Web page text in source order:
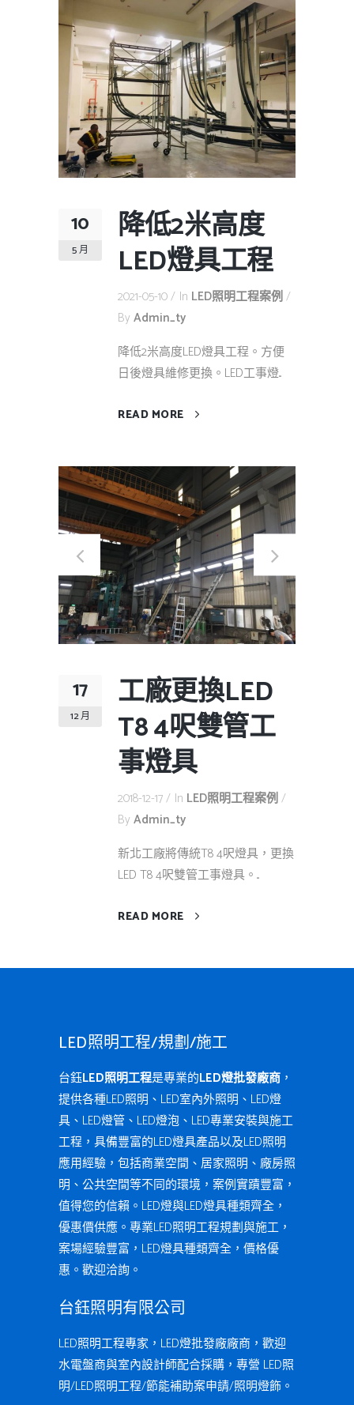
10
5 月
降低2米高度
LED燈具工程
2021-05-10 In LED照明工程案例
By Admin_ty
降低2米高度LED燈具工程。方便
日後燈具維修更換。LED工事燈...
READ MORE
17
12 月
工廠更換LED
T8 4呎雙管工
事燈具
2018-12-17 In LED照明工程案例
By Admin_ty
新北工廠將傳統T8 4呎燈具，更換
LED T8 4呎雙管工事燈具。...
READ MORE
LED照明工程/規劃/施工
台鈺LED照明工程是專業的LED燈批發廠商 ，
提供各種LED照明、LED室內外照明、LED燈
具、LED燈管、LED燈泡、LED專業安裝與施工
工程，具備豐富的LED燈具產品以及LED照明
應用經驗，包括商業空間、居家照明、廠房照
明、公共空間等不同的環境，案例實蹟豐富，
值得您的信賴。LED燈與LED燈具種類齊全，
優惠價供應。專業LED照明工程規劃與施工，
案場經驗豐富，LED燈具種類齊全，價格優
惠。歡迎洽詢。
台鈺照明有限公司
LED照明工程專家，LED燈批發廠廠商，歡迎
水電盤商與室內設計師配合採購，專營 LED照
明/LED照明工程/節能補助案申請/照明燈飾。